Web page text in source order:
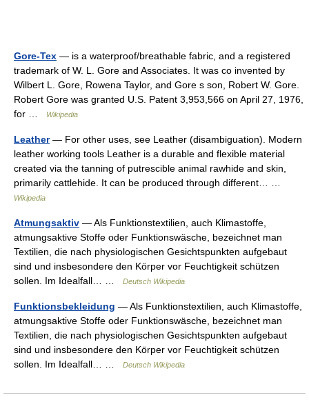
Gore-Tex — is a waterproof/breathable fabric, and a registered
trademark of W. L. Gore and Associates. It was co invented by
Wilbert L. Gore, Rowena Taylor, and Gore s son, Robert W. Gore.
Robert Gore was granted U.S. Patent 3,953,566 on April 27, 1976,
for …
Wikipedia
Leather— For other uses, see Leather (disambiguation). Modern
leather working tools Leather is a durable and flexible material
created via the tanning of putrescible animal rawhide and skin,
primarily cattlehide. It can be produced through different… …
Wikipedia
Atmungsaktiv — Als Funktionstextilien, auch Klimastoffe,
atmungsaktive Stoffe oder Funktionswäsche, bezeichnet man
Textilien, die nach physiologischen Gesichtspunkten aufgebaut
sind und insbesondere den Körper vor Feuchtigkeit schützen
sollen. Im Idealfall… …
Deutsch Wikipedia
Funktionsbekleidung — Als Funktionstextilien, auch Klimastoffe,
atmungsaktive Stoffe oder Funktionswäsche, bezeichnet man
Textilien, die nach physiologischen Gesichtspunkten aufgebaut
sind und insbesondere den Körper vor Feuchtigkeit schützen
sollen. Im Idealfall… …
Deutsch Wikipedia